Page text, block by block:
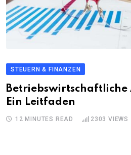
STEUERN & FINANZEN
Betriebswirtschaftliche
Ein Leitfaden
12 MINUTES READ 2303 VIEWS